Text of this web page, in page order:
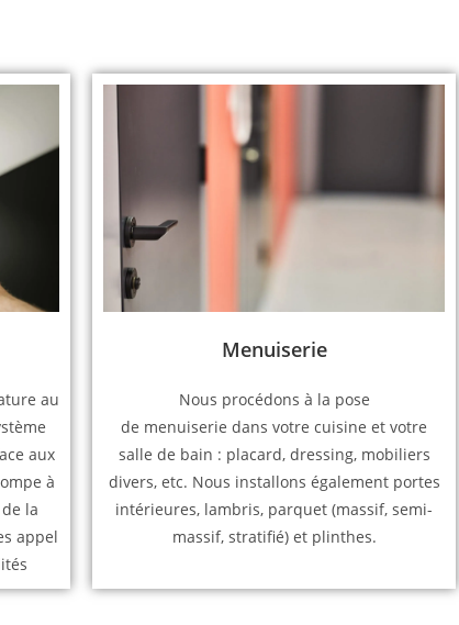
Menuiserie
Nous procédons à la pose
de menuiserie dans votre cuisine et votre
salle de bain : placard, dressing, mobiliers
divers, etc. Nous installons également portes
intérieures, lambris, parquet (massif, semi-
massif, stratifié) et plinthes.
au
aux
à
la
appel